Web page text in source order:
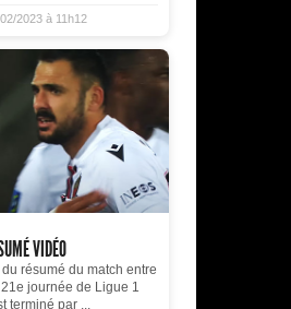
2023 à 11h12
VIDÉO
résumé du match entre
journée de Ligue 1
terminé par ...